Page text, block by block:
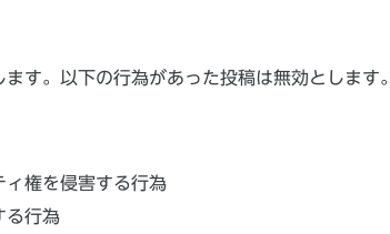
す。以下の行為があった投稿は無効とします。
ィ権を侵害する行為
る行為